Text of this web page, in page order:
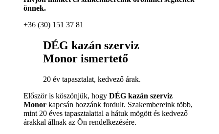
önnek.
+36 (30) 151 37 81
DÉG kazán szerviz
Monor ismertető
20 év tapasztalat, kedvező árak.
Először is köszönjük, hogy DÉG kazán szerviz
Monor kapcsán hozzánk fordult. Szakembereink több,
mint 20 éves tapasztalattal a hátuk mögött és kedvező
árakkal állnak az Ön rendelkezésére.